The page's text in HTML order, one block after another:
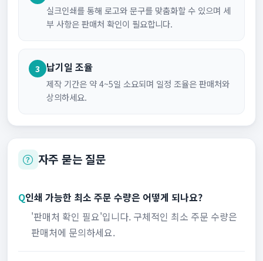
실크인쇄를 통해 로고와 문구를 맞춤화할 수 있으며 세
부 사항은 판매처 확인이 필요합니다.
3 납기일 조율
제작 기간은 약 4~5일 소요되며 일정 조율은 판매처와
상의하세요.
자주 묻는 질문
Q인쇄 가능한 최소 주문 수량은 어떻게 되나요?
'판매처 확인 필요'입니다. 구체적인 최소 주문 수량은
판매처에 문의하세요.